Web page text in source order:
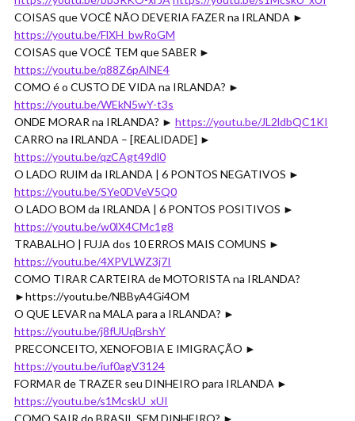
COISAS que VOCÊ NÃO DEVERIA FAZER na IRLANDA ►
https://youtu.be/FlXH_bwRoGM
COISAS que VOCÊ TEM que SABER ►
https://youtu.be/q88Z6pAlNE4
COMO é o CUSTO DE VIDA na IRLANDA? ►
https://youtu.be/WEkN5wY-t3s
ONDE MORAR na IRLANDA? ► https://youtu.be/JL2ldbQC1KI
CARRO na IRLANDA – [REALIDADE] ►
https://youtu.be/qzCAgt49dl0
O LADO RUIM da IRLANDA | 6 PONTOS NEGATIVOS ►
https://youtu.be/SYe0DVeV5Q0
O LADO BOM da IRLANDA | 6 PONTOS POSITIVOS ►
https://youtu.be/w0lX4CMc1g8
TRABALHO | FUJA dos 10 ERROS MAIS COMUNS ►
https://youtu.be/4XPVLWZ3j7I
COMO TIRAR CARTEIRA de MOTORISTA na IRLANDA?
►https://youtu.be/NBByA4Gi4OM
O QUE LEVAR na MALA para a IRLANDA? ►
https://youtu.be/j8fUUqBrshY
PRECONCEITO, XENOFOBIA E IMIGRAÇÃO ►
https://youtu.be/iuf0agV3124
FORMAR de TRAZER seu DINHEIRO para IRLANDA ►
https://youtu.be/s1McskU_xUI
COMO SAIR do BRASIL SEM DINHEIRO? ►